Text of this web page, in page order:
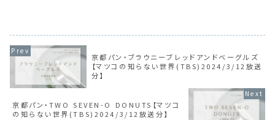
京都パン・ブラウニーブレッドアンドベーグルズ
【マツコの知らない世界(TBS)2024/3/12放送
分】
京都パン・TWO SEVEN-O DONUTS【マツコ
の知らない世界(TBS)2024/3/12放送分】